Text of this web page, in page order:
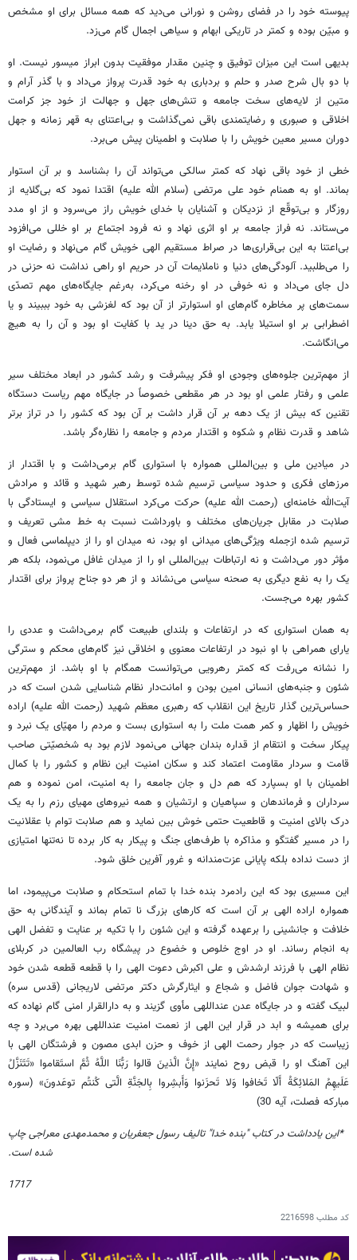
پیوسته خود را در فضای روشن و نورانی می‌دید که همه مسائل برای او مشخص
و مبیّن بوده و کمتر در تاریکی ابهام و سیاهی اجمال گام می‌زد.
بدیهی است این میزان توفیق و چنین مقدار موفقیت بدون ابراز میسور نیست. او
با دو بال شرح صدر و حلم و بردباری به خود قدرت پرواز می‌داد و با گذر آرام و
متین از لایه‌های سخت جامعه و تنش‌های جهل و جهالت از خود جز کرامت
اخلاقی و صبوری و رضایتمندی باقی نمی‌گذاشت و بی‌اعتنای به قهر زمانه و جهل
دوران مسیر معین خویش را با صلابت و اطمینان پیش می‌برد.
خطی از خود باقی نهاد که کمتر سالکی می‌تواند آن را بشناسد و بر آن استوار
بماند. او به همنام خود علی مرتضی (سلام الله علیه) اقتدا نمود که بی‌گلایه از
روزگار و بی‌توقّع از نزدیکان و آشنایان با خدای خویش راز می‌سرود و از او مدد
می‌ستاند. نه فراز جامعه بر او اثری نهاد و نه فرود اجتماع بر او خللی می‌افزود
بی‌اعتنا به این بی‌قراری‌ها در صراط مستقیم الهی خویش گام می‌نهاد و رضایت او
را می‌طلبید. آلودگی‌های دنیا و ناملایمات آن در حریم او راهی نداشت نه حزنی در
دل جای می‌داد و نه خوفی در او رخنه می‌کرد، به‌رغم جایگاه‌های مهم تصدّی
سمت‌های پر مخاطره گام‌های او استوارتر از آن بود که لغزشی به خود بببیند و یا
اضطرابی بر او استیلا یابد. به حق دینا در ید با کفایت او بود و آن را به هیچ
می‌انگاشت.
از مهم‌ترین جلوه‌های وجودی او فکر پیشرفت و رشد کشور در ابعاد مختلف سیر
علمی و رفتار علمی او بود در هر مقطعی خصوصاً در جایگاه مهم ریاست دستگاه
تقنین که بیش از یک دهه بر آن قرار داشت بر آن بود که کشور را در تراز برتر
شاهد و قدرت نظام و شکوه و اقتدار مردم و جامعه را نظاره‌گر باشد.
در میادین ملی و بین‌المللی همواره با استواری گام برمی‌داشت و با اقتدار از
مرزهای فکری و حدود سیاسی ترسیم شده توسط رهبر شهید و قائد و مرادش
آیت‌الله خامنه‌ای (رحمت الله علیه) حرکت می‌کرد استقلال سیاسی و ایستادگی با
صلابت در مقابل جریان‌های مختلف و باورداشت نسبت به خط مشی تعریف و
ترسیم شده ازجمله ویژگی‌های میدانی او بود، نه میدان او را از دیپلماسی فعال و
مؤثر دور می‌داشت و نه ارتباطات بین‌المللی او را از میدان غافل می‌نمود، بلکه هر
یک را به نفع دیگری به صحنه سیاسی می‌نشاند و از هر دو جناح پرواز برای اقتدار
کشور بهره می‌جست.
به همان استواری که در ارتفاعات و بلندای طبیعت گام برمی‌داشت و عددی را
یارای همراهی با او نبود در ارتفاعات معنوی و اخلاقی نیز گام‌های محکم و سترگی
را نشانه می‌رفت که کمتر رهرویی می‌توانست همگام با او باشد. از مهم‌ترین
شئون و جنبه‌های انسانی امین بودن و امانت‌دار نظام شناسایی شدن است که در
حساس‌ترین گذار تاریخ این انقلاب که رهبری معظم شهید (رحمت الله علیه) اراده
خویش را اظهار و کمر همت ملت را به استواری بست و مردم را مهیّای یک نبرد و
پیکار سخت و انتقام از قداره بندان جهانی می‌نمود لازم بود به شخصیّتی صاحب
قامت و سردار مقاومت اعتماد کند و سکان امنیت این نظام و کشور را با کمال
اطمینان با او بسپارد که هم دل و جان جامعه را به امنیت، امن نموده و هم
سرداران و فرماندهان و سپاهیان و ارتشیان و همه نیروهای مهیای رزم را به یک
درک بالای امنیت و قاطعیت حتمی خوش بین نماید و هم صلابت توام با عقلانیت
را در مسیر گفتگو و مذاکره با طرف‌های جنگ و پیکار به کار برده تا نه‌تنها امتیازی
از دست نداده بلکه پایانی عزت‌مندانه و غرور آفرین خلق شود.
این مسیری بود که این رادمرد بنده خدا با تمام استحکام و صلابت می‌پیمود، اما
همواره اراده الهی بر آن است که کارهای بزرگ نا تمام بماند و آیندگانی به حق
خلافت و جانشینی را برعهده گرفته و این شئون را با تکیه بر عنایت و تفضل الهی
به انجام رساند. او در اوج خلوص و خضوع در پیشگاه رب العالمین در کربلای
نظام الهی با فرزند ارشدش و علی اکبرش دعوت الهی را با قطعه قطعه شدن خود
و شهادت جوان فاضل و شجاع و ایثارگرش دکتر مرتضی لاریجانی (قدس سره)
لبیک گفته و در جایگاه عدن عنداللهی مأوی گزیند و به دارالقرار امنی گام نهاده که
برای همیشه و ابد در قرار این الهی از نعمت امنیت عنداللهی بهره می‌برد و چه
زیباست که در جوار رحمت الهی از خوف و حزن ابدی مصون و فرشتگان الهی با
این آهنگ او را قبض روح نمایند «إِنَّ الَّذینَ قالوا رَبُّنَا اللَّهُ ثُمَّ استَقاموا «تَتَنَزَّلُ
عَلَیهِمُ المَلائِکَةُ أَلّا تَخافوا وَلا تَحزَنوا وَأَبشِروا بِالجَنَّةِ الَّتی کُنتُم توعَدونَ» (سوره
مبارکه فصلت، آیه 30)
*این یادداشت در کتاب "بنده خدا" تالیف رسول جعفریان و محمدمهدی معراجی چاپ
شده است.
1717
کد مطلب2216598